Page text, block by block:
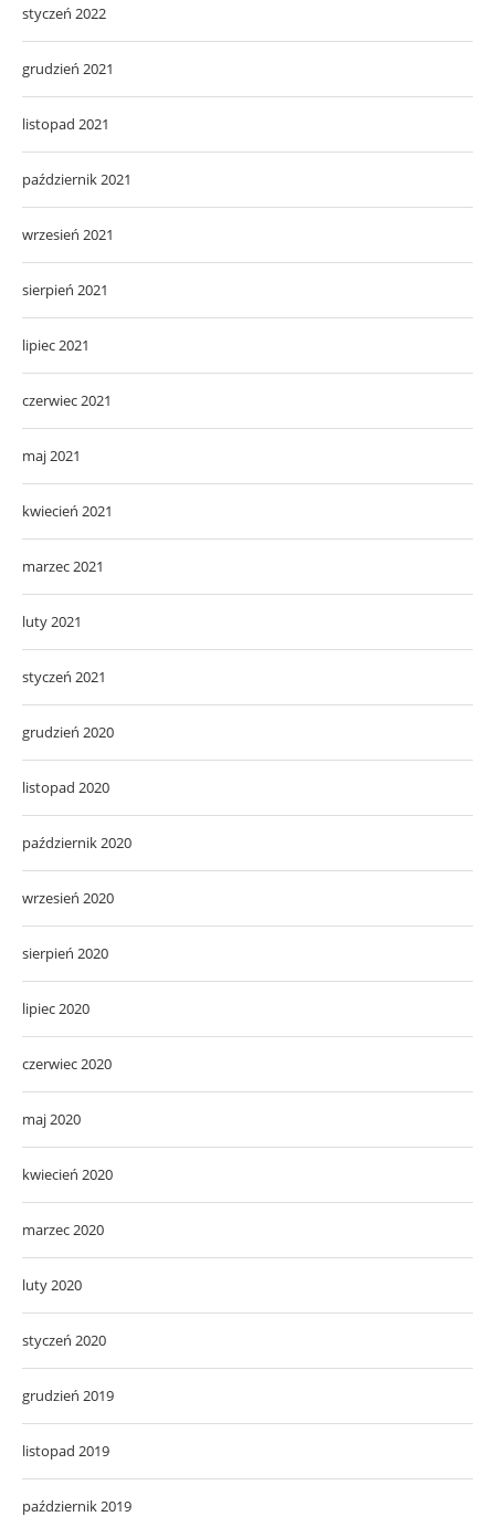
styczeń 2022
grudzień 2021
listopad 2021
październik 2021
wrzesień 2021
sierpień 2021
lipiec 2021
czerwiec 2021
maj 2021
kwiecień 2021
marzec 2021
luty 2021
styczeń 2021
grudzień 2020
listopad 2020
październik 2020
wrzesień 2020
sierpień 2020
lipiec 2020
czerwiec 2020
maj 2020
kwiecień 2020
marzec 2020
luty 2020
styczeń 2020
grudzień 2019
listopad 2019
październik 2019